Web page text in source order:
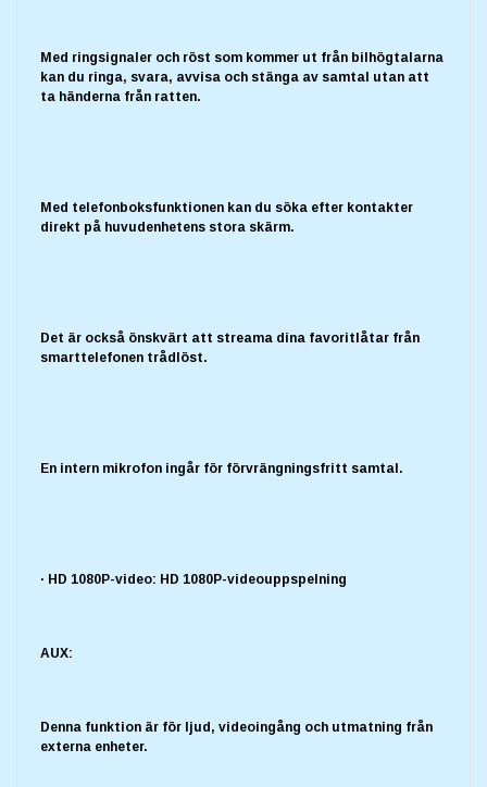
Med ringsignaler och röst som kommer ut från bilhögtalarna
kan du ringa, svara, avvisa och stänga av samtal utan att
ta händerna från ratten.
Med telefonboksfunktionen kan du söka efter kontakter
direkt på huvudenhetens stora skärm.
Det är också önskvärt att streama dina favoritlåtar från
smarttelefonen trådlöst.
En intern mikrofon ingår för förvrängningsfritt samtal.
· HD 1080P-video: HD 1080P-videouppspelning
AUX:
Denna funktion är för ljud, videoingång och utmatning från
externa enheter.